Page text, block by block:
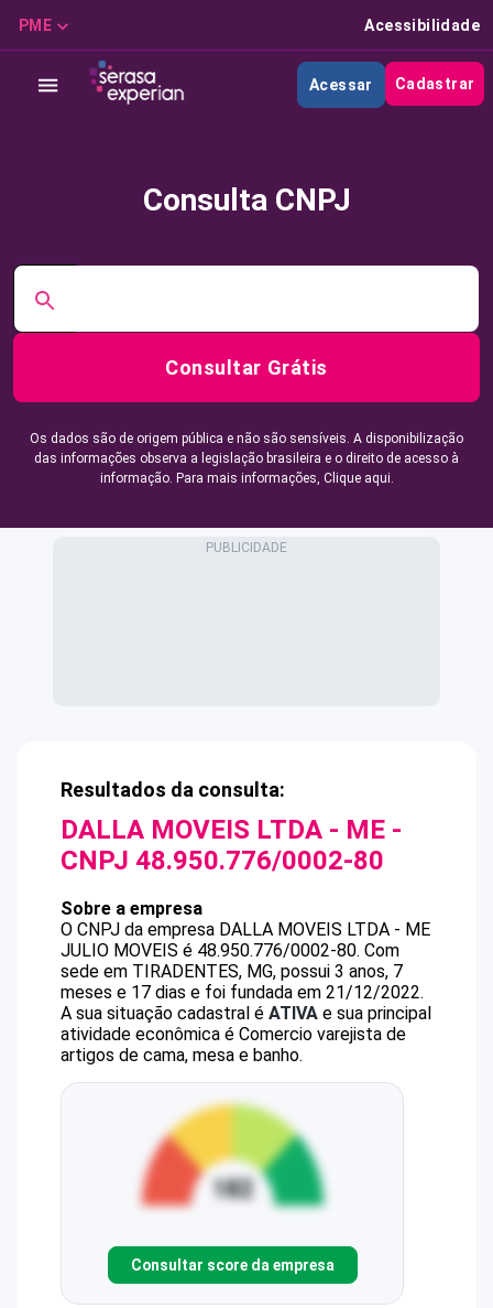
PME Acessibilidade
Acessar Cadastrar
Consulta CNPJ
Consultar Grátis
Os dados são de origem pública e não são sensíveis. A disponibilização
das informações observa a legislação brasileira e o direito de acesso à
informação. Para mais informações, Clique aqui.
Resultados da consulta:
DALLA MOVEIS LTDA - ME -
CNPJ 48.950.776/0002-80
Sobre a empresa
O CNPJ da empresa DALLA MOVEIS LTDA - ME
JULIO MOVEIS é 48.950.776/0002-80. Com
sede em TIRADENTES, MG, possui 3 anos, 7
meses e 17 dias e foi fundada em 21/12/2022.
A sua situação cadastral é ATIVA e sua principal
atividade econômica é Comercio varejista de
artigos de cama, mesa e banho.
Consultar score da empresa